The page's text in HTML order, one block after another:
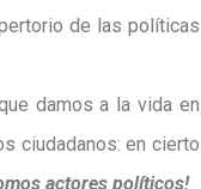
de las políticas
damos a la vida en
ciudadanos: en cierto
actores políticos!